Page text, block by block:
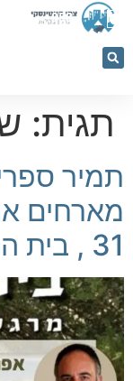
053-
5366884
תגית:
תמיר
מארחים
31 , בית הכרם מרגלית השכונות